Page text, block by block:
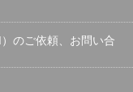
のご依頼、お問い合